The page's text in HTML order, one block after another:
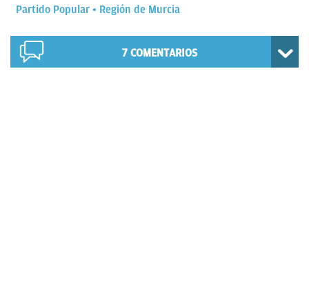
Partido Popular
Región de Murcia
7 COMENTARIOS